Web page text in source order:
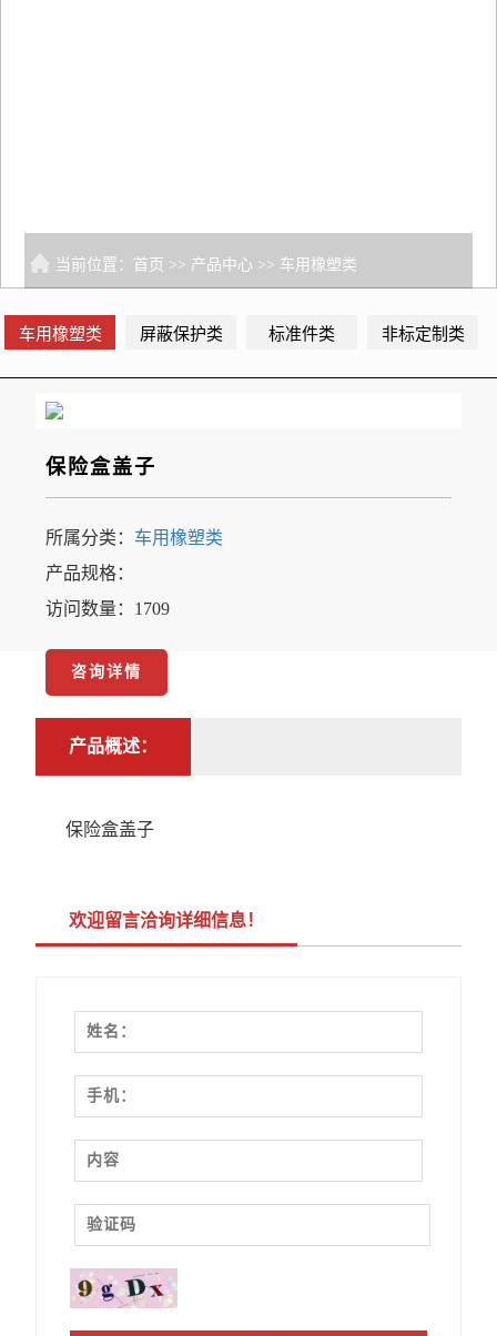
当前位置： 首页 >> 产品中心 >> 车用橡塑类
车用橡塑类 屏蔽保护类 标准件类 非标定制类
保险盒盖子
所属分类： 车用橡塑类
产品规格：
访问数量：1709
咨询详情
产品概述：
保险盒盖子
欢迎留言洽询详细信息！